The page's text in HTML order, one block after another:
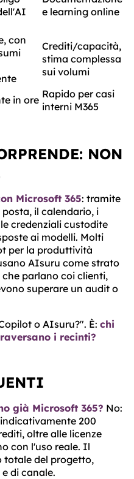
e learning online
con
Crediti/capacità,
stima complessa
sui volumi
in ore Rapido per casi
interni M365
NON
Microsoft 365: tramite
il calendario, i
credenziali custodite
ai modelli. Molti
per la produttività
AIsuru come strato
parlano coi clienti,
superare un audit o
o AIsuru?". È: chi
i recinti?
già Microsoft 365? No:
200
oltre alle licenze
con l'uso reale. Il
del progetto,
di canale.